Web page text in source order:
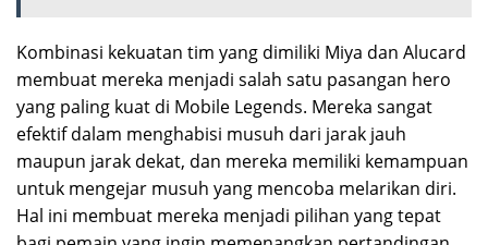
Kombinasi kekuatan tim yang dimiliki Miya dan Alucard
membuat mereka menjadi salah satu pasangan hero
yang paling kuat di Mobile Legends. Mereka sangat
efektif dalam menghabisi musuh dari jarak jauh
maupun jarak dekat, dan mereka memiliki kemampuan
untuk mengejar musuh yang mencoba melarikan diri.
Hal ini membuat mereka menjadi pilihan yang tepat